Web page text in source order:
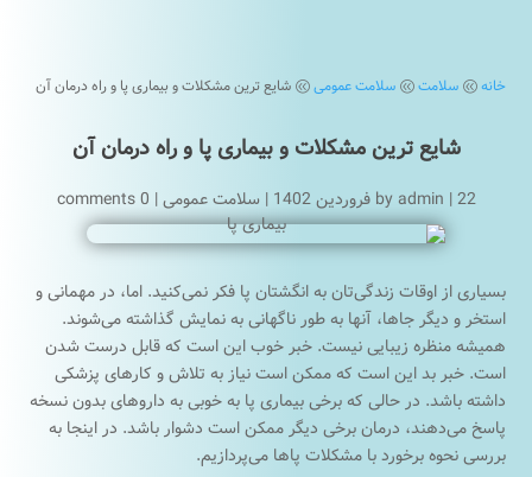
خانه @ سلامت @ سلامت عمومی @ شایع ترین مشکلات و بیماری پا و راه درمان آن
شایع ترین مشکلات و بیماری پا و راه درمان آن
by admin |22 فروردین 1402 |سلامت عمومی|
0 comments
بسیاری از اوقات زندگی‌تان به انگشتان پا فکر نمی‌کنید. اما، در مهمانی و
استخر و دیگر جاها، آنها به طور ناگهانی به نمایش گذاشته می‌شوند.
همیشه منظره زیبایی نیست. خبر خوب این است که قابل درست شدن
است. خبر بد این است که ممکن است نیاز به تلاش و کارهای پزشکی
داشته باشد. در حالی که برخی بیماری‌ پا به خوبی به داروهای بدون نسخه
پاسخ می‌دهند، درمان برخی دیگر ممکن است دشوار باشد. در اینجا به
بررسی نحوه برخورد با مشکلات پاها می‌پردازیم.